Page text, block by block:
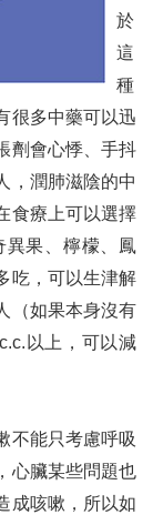
於
這
種
很多中藥可以迅
劑會心悸、手抖
，潤肺滋陰的中
食療上可以選擇
異果、檸檬、鳳
吃，可以生津解
（如果本身沒有
以上，可以減
不能只考慮呼吸
心臟某些問題也
成咳嗽，所以如